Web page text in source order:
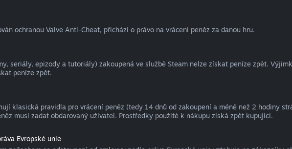
ochranou Valve Anti-Cheat, přichází o právo na vrácení peněz za danou hru.
seriály, epizody a tutoriály) zakoupená ve službě Steam nelze získat peníze zpět.
peníze zpět.
klasická pravidla pro vrácení peněz (tedy 14 dnů od zakoupení a méně než 2 hodiny
musí zadat obdarovaný uživatel. Prostředky použité k nákupu získá zpět kupující.
Evropské unie